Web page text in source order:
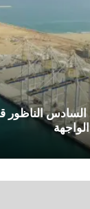
الناظور